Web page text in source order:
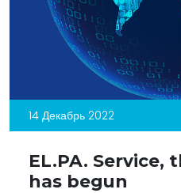
14 Декабрь 2022
EL.PA. Service,
has begun